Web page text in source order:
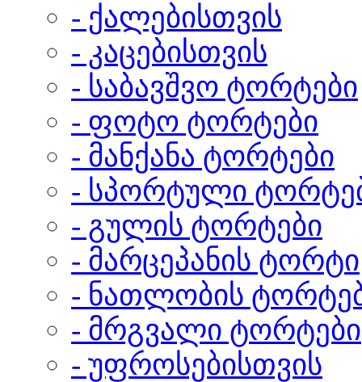
- ქალებისთვის
- კაცებისთვის
- საბავშვო ტორტები
- ფოტო ტორტები
- მანქანა ტორტები
- სპორტული
- გულის ტორტები
- მარცეპანის ტორტი
- ნათლობის
- მრგვალი ტორტები
- უფროსებისთვის